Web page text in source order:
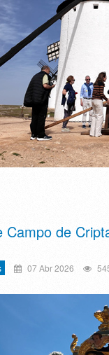
Campo de
07 Abr 2026